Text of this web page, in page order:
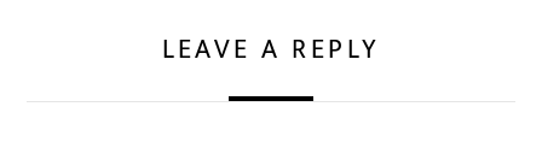
LEAVE A REPLY